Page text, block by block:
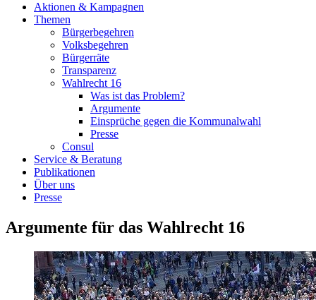
Aktionen & Kampagnen
Themen
Bürgerbegehren
Volksbegehren
Bürgerräte
Transparenz
Wahlrecht 16
Was ist das Problem?
Argumente
Einsprüche gegen die Kommunalwahl
Presse
Consul
Service & Beratung
Publikationen
Über uns
Presse
Argumente für das Wahlrecht 16